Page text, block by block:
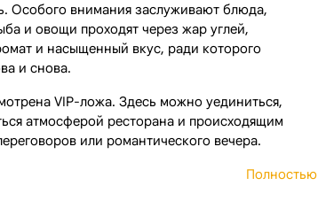
Особого внимания заслуживают блюда,
и овощи проходят через жар углей,
и насыщенный вкус, ради которого
и снова.
VIP-ложа. Здесь можно уединиться,
атмосферой ресторана и происходящим
или романтического вечера.
Полностью